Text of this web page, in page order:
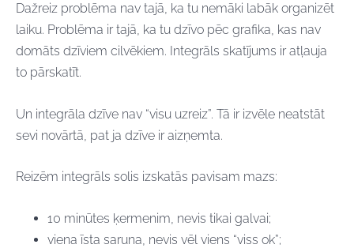
Dažreiz problēma nav tajā, ka tu nemāki labāk organizēt
laiku. Problēma ir tajā, ka tu dzīvo pēc grafika, kas nav
domāts dzīviem cilvēkiem. Integrāls skatījums ir atļauja
to pārskatīt.
Un integrāla dzīve nav “visu uzreiz”. Tā ir izvēle neatstāt
sevi novārtā, pat ja dzīve ir aizņemta.
Reizēm integrāls solis izskatās pavisam mazs:
10 minūtes ķermenim, nevis tikai galvai;
viena īsta saruna, nevis vēl viens “viss ok”;